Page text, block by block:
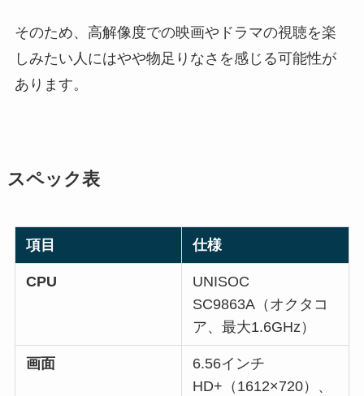
そのため、高解像度での映画やドラマの視聴を楽
しみたい人にはやや物足りなさを感じる可能性が
あります。
スペック表
項目 仕様
CPU
UNISOC
SC9863A（オクタコ
ア、最大1.6GHz）
画面
6.56インチ
HD+（1612×720）、